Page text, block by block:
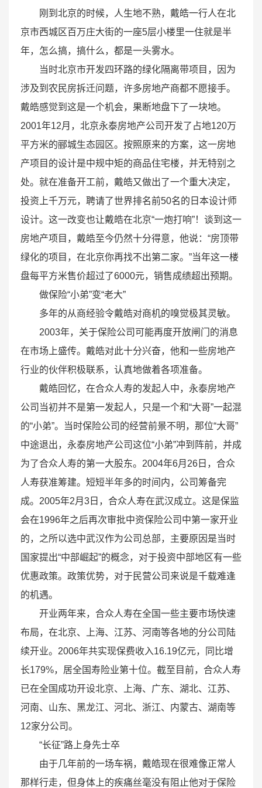
刚到北京的时候，人生地不熟，戴皓一行人在北
京市西城区百万庄大街的一座5层小楼里一住就是半
年，怎么搞，搞什么，都是一头雾水。
当时北京市开发四环路的绿化隔离带项目，因为
涉及到农民房拆迁问题，许多房地产商都不愿接手。
戴皓感觉到这是一个机会，果断地盘下了一块地。
2001年12月，北京永泰房地产公司开发了占地120万
平方米的郦城生态园区。按照原来的方案，这一房地
产项目的设计是中规中矩的商品住宅楼，并无特别之
处。就在准备开工前，戴皓又做出了一个重大决定，
投资上千万元，聘请了世界排名前50名的日本设计师
设计。这一改变也让戴皓在北京“一炮打响”！谈到这一
房地产项目，戴皓至今仍然十分得意，他说：“房顶带
绿化的项目，在北京你再找不出第二家。”当年这一楼
盘每平方米售价超过了6000元，销售成绩超出预期。
做保险“小弟”变“老大”
多年的从商经验令戴皓对商机的嗅觉极其灵敏。
2003年，关于保险公司可能再度开放闸门的消息
在市场上盛传。戴皓对此十分兴奋，他和一些房地产
行业的伙伴积极联系，认真地做着各项准备。
戴皓回忆，在合众人寿的发起人中，永泰房地产
公司当初并不是第一发起人，只是一个和“大哥”一起混
的“小弟”。当时保险公司的经营前景不明，那位“大哥”
中途退出，永泰房地产公司这位“小弟”冲到阵前，并成
为了合众人寿的第一大股东。2004年6月26日，合众
人寿获准筹建。短短半年多的时间内，公司筹备完
成。2005年2月3日，合众人寿在武汉成立。这是保监
会在1996年之后再次审批中资保险公司中第一家开业
的，之所以选中武汉作为公司总部，主要原因是当时
国家提出“中部崛起”的概念，对于投资中部地区有一些
优惠政策。政策优势，对于民营公司来说是千载难逢
的机遇。
开业两年来，合众人寿在全国一些主要市场快速
布局，在北京、上海、江苏、河南等各地的分公司陆
续开业。2006年共实现保费收入16.19亿元，同比增
长179%，居全国寿险业第十位。截至目前，合众人寿
已在全国成功开设北京、上海、广东、湖北、江苏、
河南、山东、黑龙江、河北、浙江、内蒙古、湖南等
12家分公司。
“长征”路上身先士卒
由于几年前的一场车祸，戴皓现在很难像正常人
那样行走，但身体上的疾痛丝毫没有阻止他对于保险